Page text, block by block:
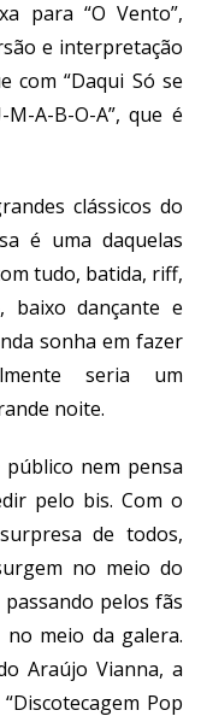
para “O Vento”,
e interpretação
com “Daqui Só se
A-B-O-A”, que é
clássicos do
é uma daquelas
tudo, batida, riff,
baixo dançante e
sonha em fazer
seria um
noite.
público nem pensa
pelo bis. Com o
de todos,
no meio do
pelos fãs
no meio da galera.
Araújo Vianna, a
Pop